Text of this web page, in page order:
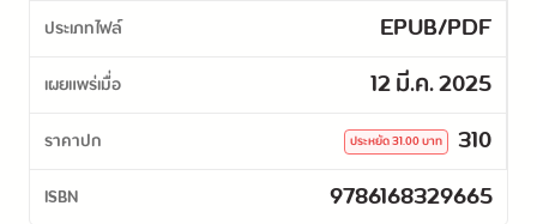
ประเภทไฟล์ EPUB/PDF
เผยแพร่เมื่อ 12 มี.ค. 2025
ราคาปก 310
ประหยัด31.00บาท
ISBN 9786168329665